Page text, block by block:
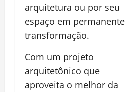
arquitetura ou por seu
espaço em permanente
transformação.
Com um projeto
arquitetônico que
aproveita o melhor da